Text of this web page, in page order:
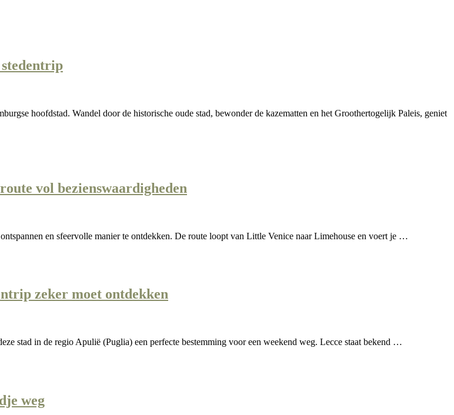
hoofdstad. Wandel door de historische oude stad, bewonder de kazematten en het Groothertogelijk Paleis, geniet
vol bezienswaardigheden
en sfeervolle manier te ontdekken. De route loopt van Little Venice naar Limehouse en voert je …
zeker moet ontdekken
stad in de regio Apulië (Puglia) een perfecte bestemming voor een weekend weg. Lecce staat bekend …
weg